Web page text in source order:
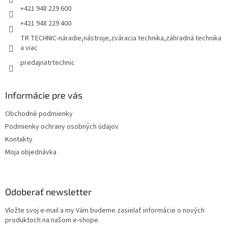
+421 948 229 600
+421 948 229 400
TR TECHNIC-náradie,nástroje,zváracia technika,záhradná technika
a viac
predajnatrtechnic
Informácie pre vás
Obchodné podmienky
Podmienky ochrany osobných údajov
Kontakty
Moja objednávka
Odoberať newsletter
Vložte svoj e-mail a my Vám budeme zasielať informácie o nových
produktoch na našom e-shope.